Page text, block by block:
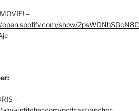
–
open.spotify.com/show/2psWDNbSGcN8C
–